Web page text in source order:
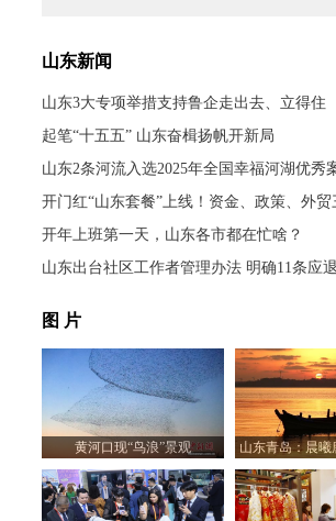
山东新闻
山东3大专项举措支持鲁企走出去、立得住
起笔“十五五” 山东奋楫扬帆开新局
山东2条河流入选2025年全国幸福河湖优秀
开门红“山东套餐”上线！资金、政策、外
开年上班第一天，山东各市都在忙啥？
山东出台社区工作者管理办法 明确11条应
图 片
黄河口现“鸟浪”景观
山东青岛：晨曦
霞变幻